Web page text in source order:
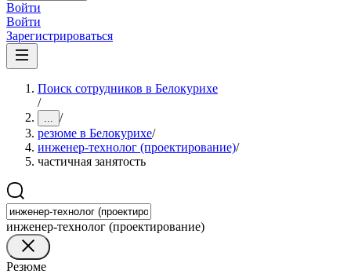
Войти
Войти
Зарегистрироваться
Поиск сотрудников в Белокурихе
/
... /
резюме в Белокурихе/
инженер-технолог (проектирование)/
частичная занятость
инженер-технолог (проектирование)
Резюме